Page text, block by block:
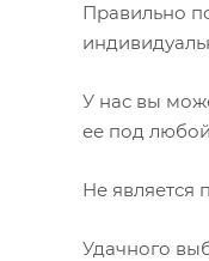
Правильно
У нас вы
ее под
Не является
Удачного